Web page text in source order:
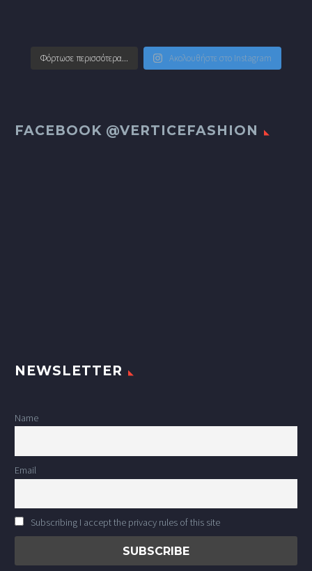
Φόρτωσε περισσότερα... Ακολουθήστε στο Instagram
FACEBOOK @VERTICEFASHION
NEWSLETTER
Name
Email
Subscribing I accept the privacy rules of this site